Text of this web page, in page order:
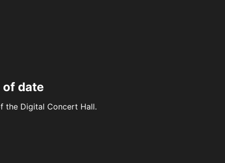
date
the Digital Concert Hall.